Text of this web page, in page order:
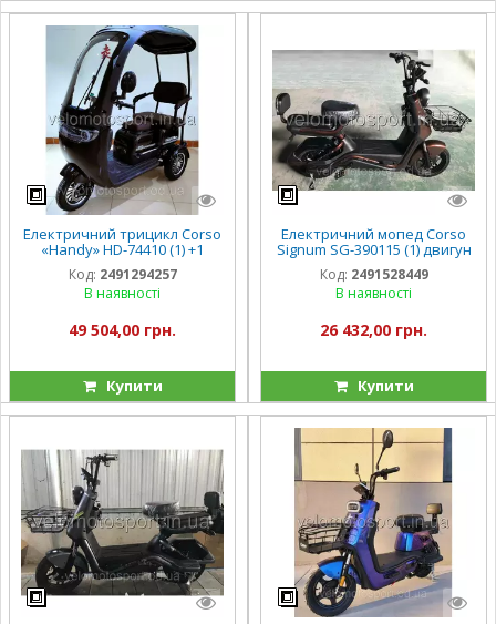
Електричний трицикл Corso
«Handy» HD-74410 (1) +1
ЯЩИК АКУМ., двигун 800W,
акумулятор 72V/20Ah,
колеса 300-10,
Код: 2491294257
В наявності
49 504,00 грн.
Купити
Електричний мопед Corso
Signum SG-390115 (1) двигун
500W, акумулятор 60V/20Ah,
в коробці
Код: 2491528449
В наявності
26 432,00 грн.
Купити